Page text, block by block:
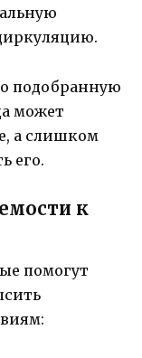
подобранную
может
а слишком
его.
к
помогут